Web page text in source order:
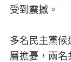
受到震撼。
多名民主黨候
層擔憂，兩名